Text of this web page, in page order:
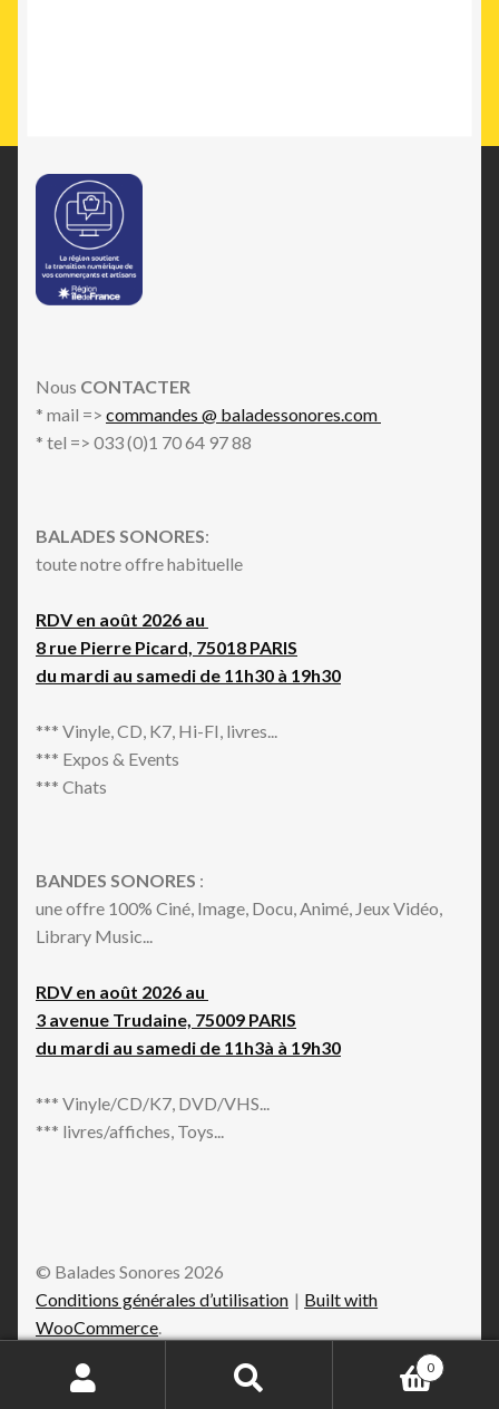
Nous CONTACTER
* mail => commandes @ baladessonores.com
* tel => 033 (0)1 70 64 97 88
BALADES SONORES:
toute notre offre habituelle
RDV en août 2026 au
8 rue Pierre Picard, 75018 PARIS
du mardi au samedi de 11h30 à 19h30
*** Vinyle, CD, K7, Hi-FI, livres...
*** Expos & Events
*** Chats
BANDES SONORES :
une offre 100% Ciné, Image, Docu, Animé, Jeux Vidéo,
Library Music...
RDV en août 2026 au
3 avenue Trudaine, 75009 PARIS
du mardi au samedi de 11h3à à 19h30
*** Vinyle/CD/K7, DVD/VHS...
*** livres/affiches, Toys...
© Balades Sonores 2026
Conditions générales d’utilisation
Built with
WooCommerce.
Recherche
Recherche
0